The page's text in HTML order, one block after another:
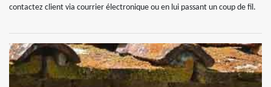
contactez client via courrier électronique ou en lui passant un coup de fil.